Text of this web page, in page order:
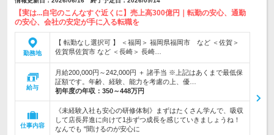
【実は...自宅のこんなすぐ近くに】売上高300億円｜転勤の安心、通勤
の安心、会社の安定が手に入る転職を
勤務地
【 転勤なし選択可 】 ＜福岡＞ 福岡県福岡市 など ＜佐賀＞
佐賀県佐賀市 など ＜長崎＞ 長崎…
給与
月給200,000円～242,000円 ＋ 諸手当 ※上記はあくまで最低保
証額です。年齢、経験、能力を考慮の上、優…
初年度の年収： 350～448万円
仕事内容
《未経験入社も安心の研修体制》まずはたくさん学んで、吸収
して店長昇進に向けて1歩ずつ成長を感じていきましょうね！
なんでも "聞けるのが安心に